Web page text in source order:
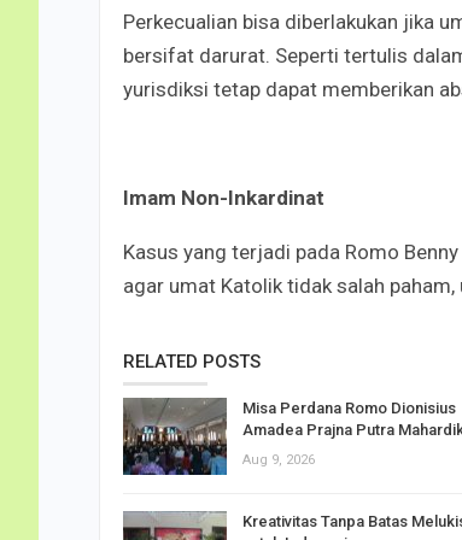
Perkecualian bisa diberlakukan jika
bersifat darurat. Seperti tertulis
yurisdiksi tetap dapat memberikan
Imam Non-Inkardinat
Kasus yang terjadi pada Romo
agar umat Katolik tidak salah
RELATED POSTS
Misa Perdana Romo Dionisius
Amadea Prajna Putra
Aug 9, 2026
Kreativitas Tanpa Batas